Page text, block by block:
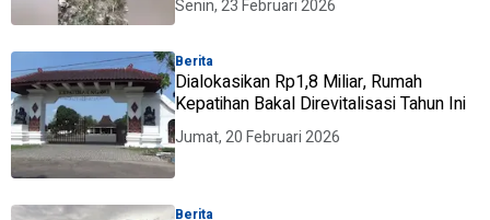
Senin, 23 Februari 2026
Berita
Dialokasikan Rp1,8 Miliar, Rumah
Kepatihan Bakal Direvitalisasi Tahun Ini
Jumat, 20 Februari 2026
Berita